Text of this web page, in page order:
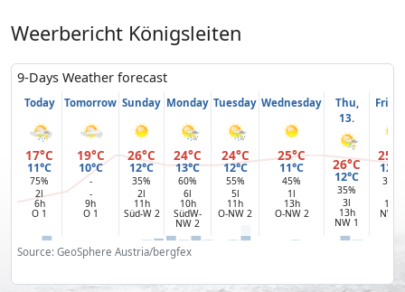
Weerbericht Königsleiten
9-Days Weather forecast
Today
17°C
11°C
75%
2l
6h
O 1
Tomorrow
19°C
10°C
-
-
9h
O 1
Sunday
26°C
12°C
35%
2l
11h
Süd-W 2
Monday
24°C
13°C
60%
6l
10h
SüdW-
NW 2
Tuesday
24°C
12°C
55%
5l
11h
O-NW 2
Wednesday
25°C
11°C
45%
1l
13h
O-NW 2
Thu,
13.
26°C
12°C
35%
3l
13h
NW 1
Fri,
25°C
12°C
35%
12h
NW 1
Source: GeoSphere Austria/bergfex